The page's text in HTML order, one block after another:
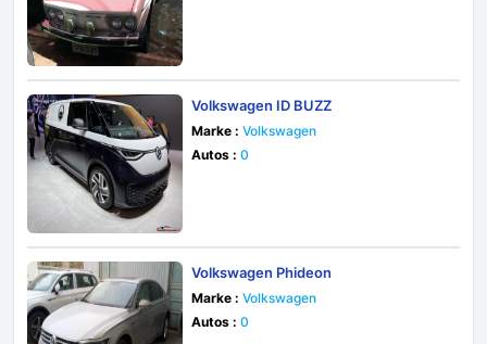
Volkswagen ID BUZZ
Marke : Volkswagen
Autos : 0
Volkswagen Phideon
Marke : Volkswagen
Autos : 0